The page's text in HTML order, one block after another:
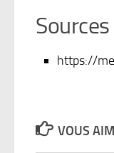
Sources
https://
VOUS